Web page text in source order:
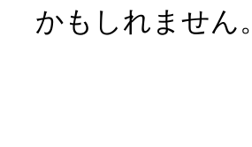
かもしれません。